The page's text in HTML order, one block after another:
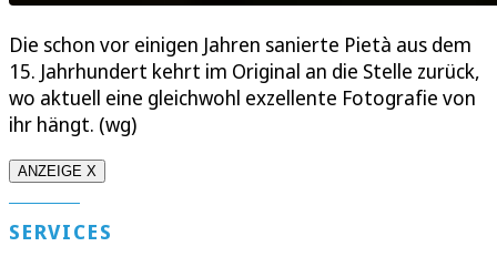
Die schon vor einigen Jahren sanierte Pietà aus dem
15. Jahrhundert kehrt im Original an die Stelle zurück,
wo aktuell eine gleichwohl exzellente Fotografie von
ihr hängt. (wg)
ANZEIGE X
SERVICES